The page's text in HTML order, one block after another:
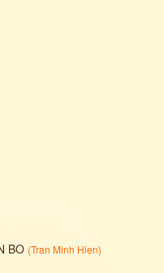
BO (Tran Minh Hien)